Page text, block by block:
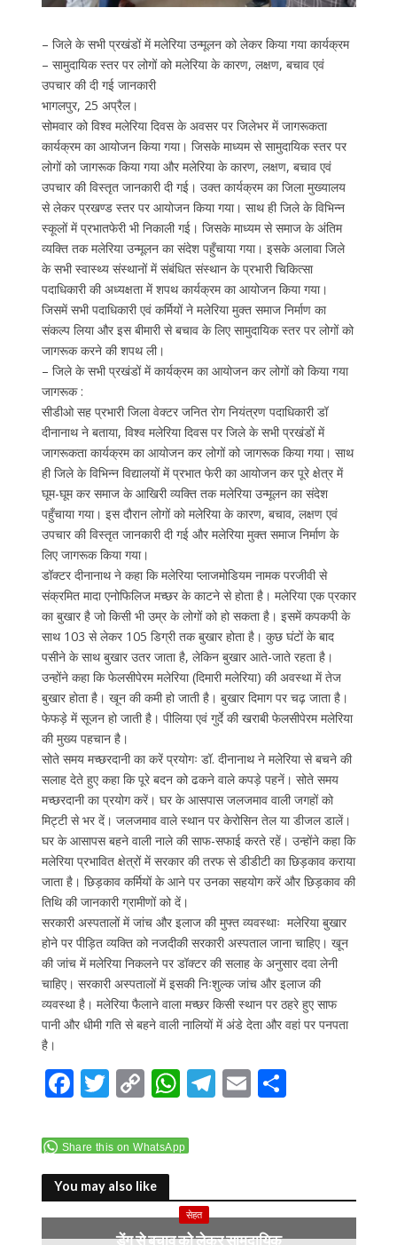
– जिले के सभी प्रखंडों में मलेरिया उन्मूलन को लेकर किया गया कार्यक्रम
– सामुदायिक स्तर पर लोगों को मलेरिया के कारण, लक्षण, बचाव एवं
उपचार की दी गई जानकारी
भागलपुर, 25 अप्रैल।
सोमवार को विश्व मलेरिया दिवस के अवसर पर जिलेभर में जागरूकता
कार्यक्रम का आयोजन किया गया। जिसके माध्यम से सामुदायिक स्तर पर
लोगों को जागरूक किया गया और मलेरिया के कारण, लक्षण, बचाव एवं
उपचार की विस्तृत जानकारी दी गई। उक्त कार्यक्रम का जिला मुख्यालय
से लेकर प्रखण्ड स्तर पर आयोजन किया गया। साथ ही जिले के विभिन्न
स्कूलों में प्रभातफेरी भी निकाली गई। जिसके माध्यम से समाज के अंतिम
व्यक्ति तक मलेरिया उन्मूलन का संदेश पहुँचाया गया। इसके अलावा जिले
के सभी स्वास्थ्य संस्थानों में संबंधित संस्थान के प्रभारी चिकित्सा
पदाधिकारी की अध्यक्षता में शपथ कार्यक्रम का आयोजन किया गया।
जिसमें सभी पदाधिकारी एवं कर्मियों ने मलेरिया मुक्त समाज निर्माण का
संकल्प लिया और इस बीमारी से बचाव के लिए सामुदायिक स्तर पर लोगों को
जागरूक करने की शपथ ली।
– जिले के सभी प्रखंडों में कार्यक्रम का आयोजन कर लोगों को किया गया
जागरूक :
सीडीओ सह प्रभारी जिला वेक्टर जनित रोग नियंत्रण पदाधिकारी डॉ
दीनानाथ ने बताया, विश्व मलेरिया दिवस पर जिले के सभी प्रखंडों में
जागरूकता कार्यक्रम का आयोजन कर लोगों को जागरूक किया गया। साथ
ही जिले के विभिन्न विद्यालयों में प्रभात फेरी का आयोजन कर पूरे क्षेत्र में
घूम-घूम कर समाज के आखिरी व्यक्ति तक मलेरिया उन्मूलन का संदेश
पहुँचाया गया। इस दौरान लोगों को मलेरिया के कारण, बचाव, लक्षण एवं
उपचार की विस्तृत जानकारी दी गई और मलेरिया मुक्त समाज निर्माण के
लिए जागरूक किया गया।
डॉक्टर दीनानाथ ने कहा कि मलेरिया प्लाजमोडियम नामक परजीवी से
संक्रमित मादा एनोफिलिज मच्छर के काटने से होता है। मलेरिया एक प्रकार
का बुखार है जो किसी भी उम्र के लोगों को हो सकता है। इसमें कपकपी के
साथ 103 से लेकर 105 डिग्री तक बुखार होता है। कुछ घंटों के बाद
पसीने के साथ बुखार उतर जाता है, लेकिन बुखार आते-जाते रहता है।
उन्होंने कहा कि फेलसीपेरम मलेरिया (दिमारी मलेरिया) की अवस्था में तेज
बुखार होता है। खून की कमी हो जाती है। बुखार दिमाग पर चढ़ जाता है।
फेफड़े में सूजन हो जाती है। पीलिया एवं गुर्दे की खराबी फेलसीपेरम मलेरिया
की मुख्य पहचान है।
सोते समय मच्छरदानी का करें प्रयोगः डॉ. दीनानाथ ने मलेरिया से बचने की
सलाह देते हुए कहा कि पूरे बदन को ढकने वाले कपड़े पहनें। सोते समय
मच्छरदानी का प्रयोग करें। घर के आसपास जलजमाव वाली जगहों को
मिट्टी से भर दें। जलजमाव वाले स्थान पर केरोसिन तेल या डीजल डालें।
घर के आसापस बहने वाली नाले की साफ-सफाई करते रहें। उन्होंने कहा कि
मलेरिया प्रभावित क्षेत्रों में सरकार की तरफ से डीडीटी का छिड़काव कराया
जाता है। छिड़काव कर्मियों के आने पर उनका सहयोग करें और छिड़काव की
तिथि की जानकारी ग्रामीणों को दें।
सरकारी अस्पतालों में जांच और इलाज की मुफ्त व्यवस्थाः मलेरिया बुखार
होने पर पीड़ित व्यक्ति को नजदीकी सरकारी अस्पताल जाना चाहिए। खून
की जांच में मलेरिया निकलने पर डॉक्टर की सलाह के अनुसार दवा लेनी
चाहिए। सरकारी अस्पतालों में इसकी निःशुल्क जांच और इलाज की
व्यवस्था है। मलेरिया फैलाने वाला मच्छर किसी स्थान पर ठहरे हुए साफ
पानी और धीमी गति से बहने वाली नालियों में अंडे देता और वहां पर पनपता
है।
F
e
b
o
o
T
itt
er
C
p
y
Li
n
W
at
A
p
T
a
m
E S
Share this on WhatsApp
You may also like
सेहत
डेंगू से बचाव को लेकर सामुदायिक